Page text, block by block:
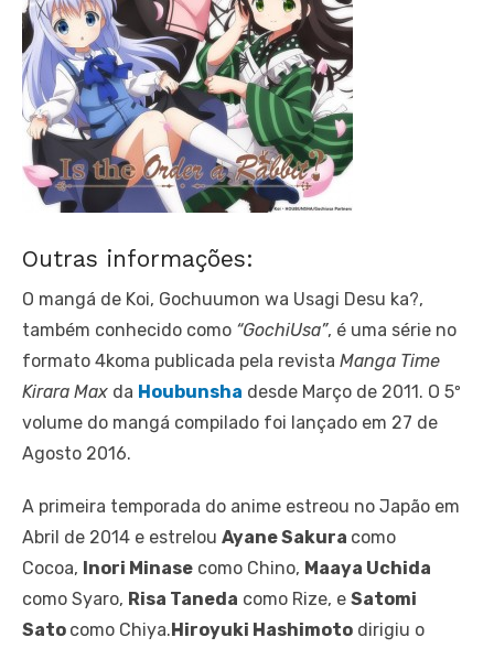
Outras informações:
O mangá de Koi, Gochuumon wa Usagi Desu ka?,
também conhecido como “GochiUsa”, é uma série no
formato 4koma publicada pela revista Manga Time
Kirara Max da Houbunsha desde Março de 2011. O 5º
volume do mangá compilado foi lançado em 27 de
Agosto 2016.
A primeira temporada do anime estreou no Japão em
Abril de 2014 e estrelou Ayane Sakura como
Cocoa, Inori Minase como Chino, Maaya Uchida
como Syaro, Risa Taneda como Rize, e Satomi
Sato como Chiya.Hiroyuki Hashimoto dirigiu o